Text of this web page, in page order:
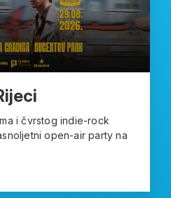
i čvrstog indie-rock
open-air party na